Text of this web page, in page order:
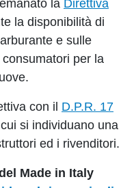
la Direttiva
la disponibilità di
e sulle
per la
con il D.P.R. 17
si individuano una
ed i rivenditori.
Made in Italy